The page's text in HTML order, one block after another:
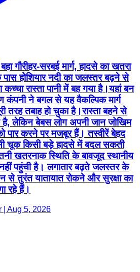
गौरीहर-सरबई मार्ग, हादसे का खतरा
होशियार नदी का जलस्तर बढ़ने से
कच्चा रास्ता पानी में बह गया है।यहां बन
कंपनी ने बगल से यह वैकल्पिक मार्ग
तरह तबाह हो चुका है।रास्ता बहने से
है, लेकिन बेबस लोग अपनी जान जोखिम
पार करने पर मजबूर हैं। तस्वीरें बेहद
चूक किसी बड़े हादसे में बदल सकती
खतरनाक स्थिति के बावजूद स्थानीय
पहुंची है। लगातार बढ़ते जलस्तर के
से तुरंत यातायात रोकने और सुरक्षा का
रहे हैं।
| Aug 5, 2026